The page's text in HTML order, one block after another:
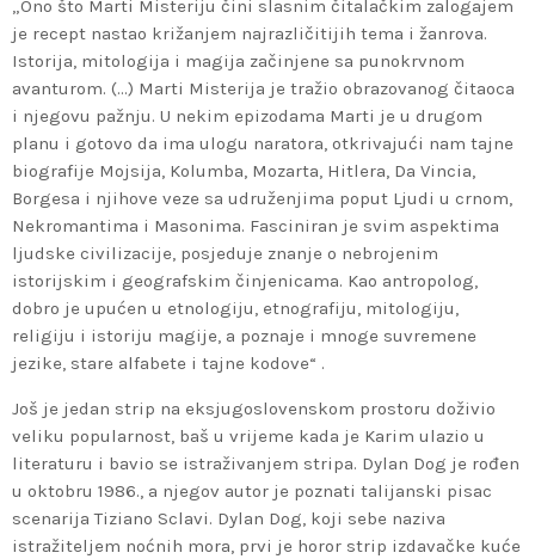
„Ono što Marti Misteriju čini slasnim čitalačkim zalogajem
je recept nastao križanjem najrazličitijih tema i žanrova.
Istorija, mitologija i magija začinjene sa punokrvnom
avanturom. (…) Marti Misterija je tražio obrazovanog čitaoca
i njegovu pažnju. U nekim epizodama Marti je u drugom
planu i gotovo da ima ulogu naratora, otkrivajući nam tajne
biografije Mojsija, Kolumba, Mozarta, Hitlera, Da Vincia,
Borgesa i njihove veze sa udruženjima poput Ljudi u crnom,
Nekromantima i Masonima. Fasciniran je svim aspektima
ljudske civilizacije, posjeduje znanje o nebrojenim
istorijskim i geografskim činjenicama. Kao antropolog,
dobro je upućen u etnologiju, etnografiju, mitologiju,
religiju i istoriju magije, a poznaje i mnoge suvremene
jezike, stare alfabete i tajne kodove“ .
Još je jedan strip na eksjugoslovenskom prostoru doživio
veliku popularnost, baš u vrijeme kada je Karim ulazio u
literaturu i bavio se istraživanjem stripa. Dylan Dog je rođen
u oktobru 1986., a njegov autor je poznati talijanski pisac
scenarija Tiziano Sclavi. Dylan Dog, koji sebe naziva
istražiteljem noćnih mora, prvi je horor strip izdavačke kuće